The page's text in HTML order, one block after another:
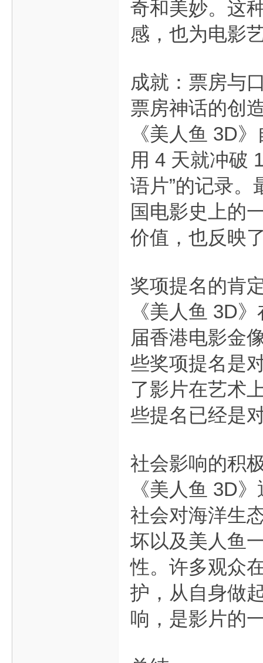
奇和美妙。这
感，也为电影
成就：票房与
票房神话的创
《美人鱼 3D
用 4 天就冲破
语片”的记录。
国电影史上的
价值，也反映
奖项提名的肯
《美人鱼 3D
届香港电影金
些奖项提名是
了影片在艺术
些提名已经是
社会影响的积
《美人鱼 3D
社会对海洋生
坏以及美人鱼
性。许多观众
护，从自身做
响，是影片的